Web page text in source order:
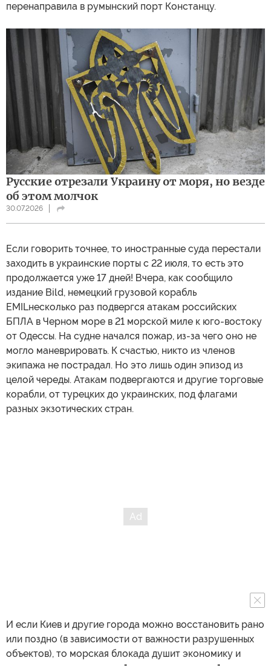
перенаправила в румынский порт Констанцу.
Русские отрезали Украину от моря, но везде
об этом молчок
30.07.2026
Если говорить точнее, то иностранные суда перестали
заходить в украинские порты с 22 июля, то есть это
продолжается уже 17 дней! Вчера, как сообщило
издание Bild, немецкий грузовой корабль
EMILнесколько раз подвергся атакам российских
БПЛА в Черном море в 21 морской миле к юго-востоку
от Одессы. На судне начался пожар, из-за чего оно не
могло маневрировать. К счастью, никто из членов
экипажа не пострадал. Но это лишь один эпизод из
целой череды. Атакам подвергаются и другие торговые
корабли, от турецких до украинских, под флагами
разных экзотических стран.
И если Киев и другие города можно восстановить рано
или поздно (в зависимости от важности разрушенных
объектов), то морская блокада душит экономику и